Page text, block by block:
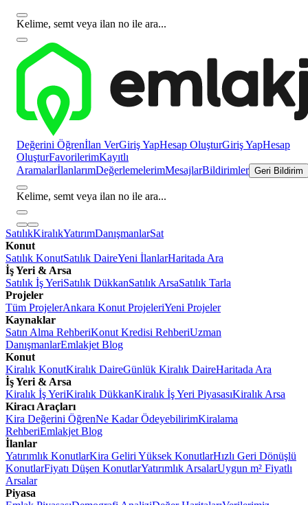
Kelime, semt veya ilan no ile ara...
Değerini Öğrenİlan VerGiriş YapHesap OluşturGiriş YapHesap
OluşturFavorilerimKayıtlı
AramalarİlanlarımDeğerlemelerimMesajlarBildirimler Geri Bildirim
Kelime, semt veya ilan no ile ara...
SatılıkKiralıkYatırımDanışmanlarSat
Konut
Satılık KonutSatılık DaireYeni İlanlarHaritada Ara
İş Yeri & Arsa
Satılık İş YeriSatılık DükkanSatılık ArsaSatılık Tarla
Projeler
Tüm ProjelerAnkara Konut ProjeleriYeni Projeler
Kaynaklar
Satın Alma RehberiKonut Kredisi RehberiUzman
DanışmanlarEmlakjet Blog
Konut
Kiralık KonutKiralık DaireGünlük Kiralık DaireHaritada Ara
İş Yeri & Arsa
Kiralık İş YeriKiralık DükkanKiralık İş Yeri PiyasasıKiralık Arsa
Kiracı Araçları
Kira Değerini ÖğrenNe Kadar ÖdeyebilirimKiralama
RehberiEmlakjet Blog
İlanlar
Yatırımlık KonutlarKira Geliri Yüksek KonutlarHızlı Geri Dönüşlü
KonutlarFiyatı Düşen KonutlarYatırımlık ArsalarUygun m² Fiyatlı
Arsalar
Piyasa